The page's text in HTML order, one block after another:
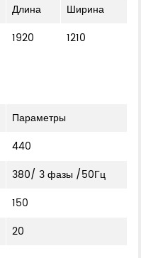
Длина
Ширина
1920 1210
Параметры
440
380/ 3 фазы /50Гц
150
20